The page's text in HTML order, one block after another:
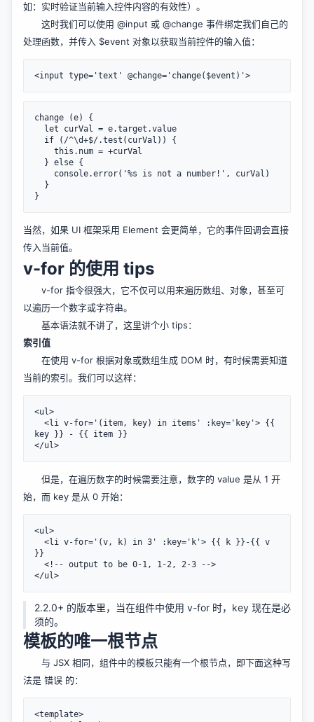
如：实时验证当前输入控件内容的有效性）。
这时我们可以使用 @input 或 @change 事件绑定我们自己的
处理函数，并传入 $event 对象以获取当前控件的输入值：
change (e) {
当然，如果 UI 框架采用 Element 会更简单，它的事件回调会直接
传入当前值。
v-for 的使用 tips
v-for 指令很强大，它不仅可以用来遍历数组、对象，甚至可
以遍历一个数字或字符串。
基本语法就不讲了，这里讲个小 tips：
索引值
在使用 v-for 根据对象或数组生成 DOM 时，有时候需要知道
当前的索引。我们可以这样：
<ul>
key }} - {{ item }}
但是，在遍历数字的时候需要注意，数字的 value 是从 1 开
始，而 key 是从 0 开始：
<ul>
}}
2.2.0+ 的版本里，当在组件中使用 v-for 时，key 现在是必
须的。
模板的唯一根节点
与 JSX 相同，组件中的模板只能有一个根节点，即下面这种写
法是 错误 的：
<template>